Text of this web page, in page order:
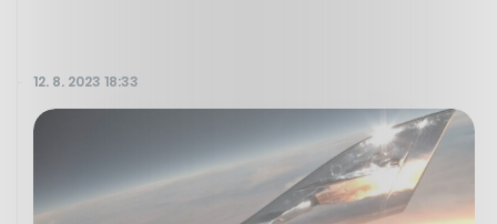
12. 8. 2023 18:33